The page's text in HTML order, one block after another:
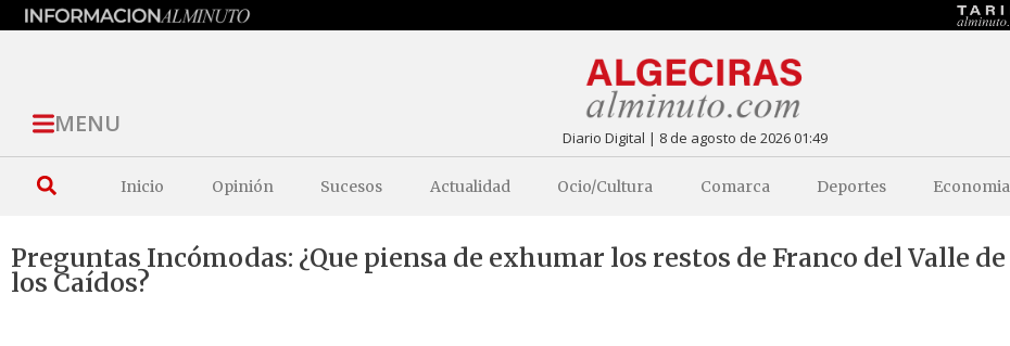
MENU Diario Digital | 8 de agosto de 2026 01:49
Inicio Opinión Sucesos Actualidad Ocio/Cultura Comarca Deportes Economia
Preguntas Incómodas: ¿Que piensa de exhumar los restos de Franco del Valle de
los Caídos?